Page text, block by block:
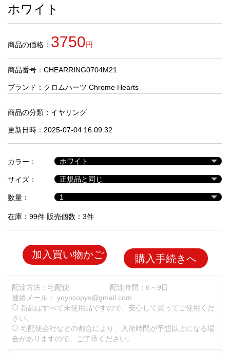
め
商
人
気
商
セ
ル
品
ホワイト
商品の価格： 3750円
商品番号：CHEARRING0704M21
ブランド： クロムハーツ Chrome Hearts
商品の分類： イヤリング
更新日時：2025-07-04 16:09:32
カラー：
サイズ：
数量：
在庫：99件 販売個数：3件
加入買い物かご 購入手続きへ
配達方法：宅配便
配達時間：6～9日
連絡メール： yoyocopys@gmail.com
新品はすべて未使用品ですので、安心して買ってご使用くだ
さい。
宅配便会社などの都合により、入荷時間が予想以上になる場
合がありますので、ご了承ください。